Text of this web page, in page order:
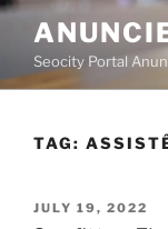
Seocity Portal
TAG:
JULY 19, 2022